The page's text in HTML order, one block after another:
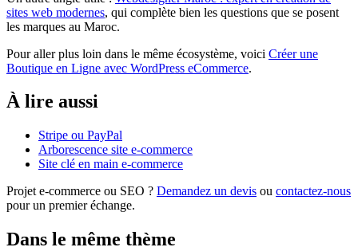
sites web modernes, qui complète bien les questions que se posent
les marques au Maroc.
Pour aller plus loin dans le même écosystème, voici Créer une
Boutique en Ligne avec WordPress eCommerce.
À lire aussi
Stripe ou PayPal
Arborescence site e-commerce
Site clé en main e-commerce
Projet e-commerce ou SEO ? Demandez un devis ou contactez-nous
pour un premier échange.
Dans le même thème